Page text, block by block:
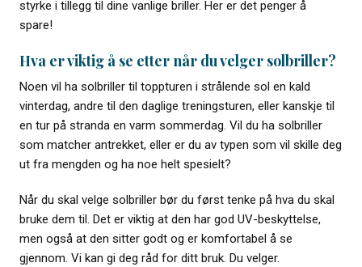
styrke i tillegg til dine vanlige briller. Her er det penger å
spare!
Hva er viktig å se etter når du velger solbriller?
Noen vil ha solbriller til toppturen i strålende sol en kald
vinterdag, andre til den daglige treningsturen, eller kanskje til
en tur på stranda en varm sommerdag. Vil du ha solbriller
som matcher antrekket, eller er du av typen som vil skille deg
ut fra mengden og ha noe helt spesielt?
Når du skal velge solbriller bør du først tenke på hva du skal
bruke dem til. Det er viktig at den har god UV-beskyttelse,
men også at den sitter godt og er komfortabel å se
gjennom. Vi kan gi deg råd for ditt bruk. Du velger.